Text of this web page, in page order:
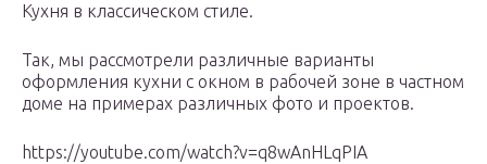
Кухня в классическом стиле.
Так, мы рассмотрели различные варианты
оформления кухни с окном в рабочей зоне в частном
доме на примерах различных фото и проектов.
https://youtube.com/watch?v=q8wAnHLqPIA